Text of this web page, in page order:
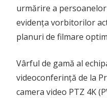
urmărire a
evidența vorbitorilor
planuri de filmare
Vârful de gamă al
videoconferință de la
camera video PTZ 4K